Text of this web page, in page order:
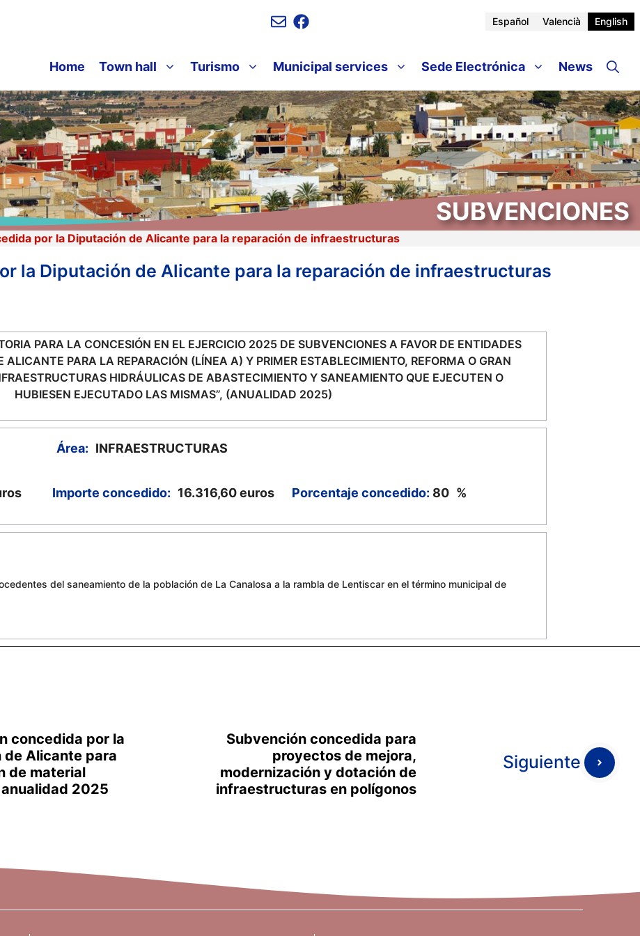
Español Valencià English
Home Town hall Turismo Municipal services Sede Electrónica News
SUBVENCIONES
por la Diputación de Alicante para la reparación de infraestructuras
la Diputación de Alicante para la reparación de infraestructuras
PARA LA CONCESIÓN EN EL EJERCICIO 2025 DE SUBVENCIONES A FAVOR DE ENTIDADES
ALICANTE PARA LA REPARACIÓN (LÍNEA A) Y PRIMER ESTABLECIMIENTO, REFORMA O GRAN
HIDRÁULICAS DE ABASTECIMIENTO Y SANEAMIENTO QUE EJECUTEN O
HUBIESEN EJECUTADO LAS MISMAS”, (ANUALIDAD 2025)
Área: INFRAESTRUCTURAS
Importe concedido: 16.316,60 euros Porcentaje concedido: 80 %
del saneamiento de la población de La Canalosa a la rambla de Lentiscar en el término municipal de
concedida por la
de Alicante para
de material
2025
Subvención concedida para
proyectos de mejora,
modernización y dotación de
infraestructuras en polígonos
Siguiente